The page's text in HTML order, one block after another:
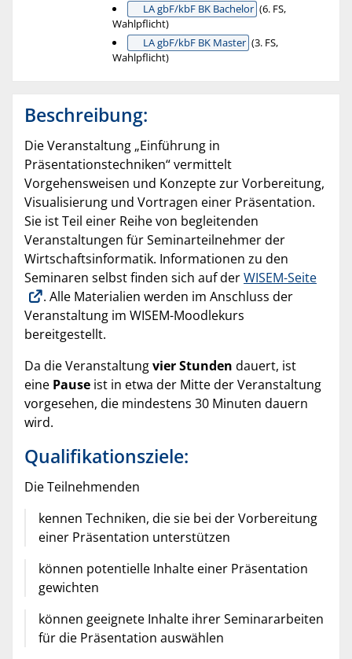
LA gbF/kbF BK Bachelor (6. FS,
Wahlpflicht)
LA gbF/kbF BK Master (3. FS,
Wahlpflicht)
Beschreibung:
Die Veranstaltung „Einführung in
Präsentationstechniken“ vermittelt
Vorgehensweisen und Konzepte zur Vorbereitung,
Visualisierung und Vortragen einer Präsentation.
Sie ist Teil einer Reihe von begleitenden
Veranstaltungen für Seminarteilnehmer der
Wirtschaftsinformatik. Informationen zu den
Seminaren selbst finden sich auf derWISEM-Seite
. Alle Materialien werden im Anschluss der
Veranstaltung im WISEM-Moodlekurs
bereitgestellt.
Da die Veranstaltungvier Stunden dauert, ist
eine Pause ist in etwa der Mitte der Veranstaltung
vorgesehen, die mindestens 30 Minuten dauern
wird.
Qualifikationsziele:
Die Teilnehmenden
kennen Techniken, die sie bei der Vorbereitung
einer Präsentation unterstützen
können potentielle Inhalte einer Präsentation
gewichten
können geeignete Inhalte ihrer Seminararbeiten
für die Präsentation auswählen